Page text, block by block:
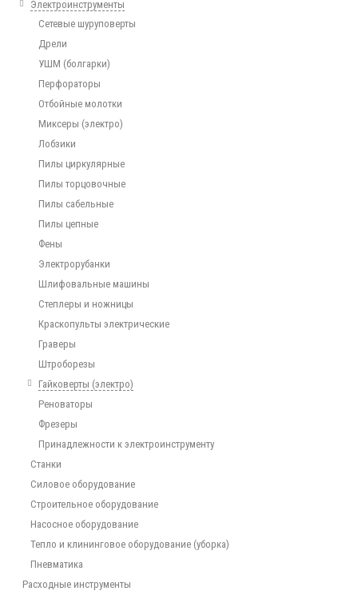
Электроинструменты
Сетевые шуруповерты
Дрели
УШМ (болгарки)
Перфораторы
Отбойные молотки
Миксеры (электро)
Лобзики
Пилы циркулярные
Пилы торцовочные
Пилы сабельные
Пилы цепные
Фены
Электрорубанки
Шлифовальные машины
Степлеры и ножницы
Краскопульты электрические
Граверы
Штроборезы
Гайковерты (электро)
Реноваторы
Фрезеры
Принадлежности к электроинструменту
Станки
Силовое оборудование
Строительное оборудование
Насосное оборудование
Тепло и клининговое оборудование (уборка)
Пневматика
Расходные инструменты